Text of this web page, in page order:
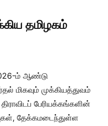
தமிழகம்
ம் ஆண்டு
மிகவும் முக்கியத்துவம்
பேரியக்கங்களின்
தேக்கமடைந்துள்ள